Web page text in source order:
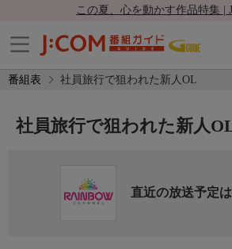
この夏、心を動かす作品特集 |
番組表 社員旅行で狙われた新人OL
社員旅行で狙われた新人
直近の放送予定